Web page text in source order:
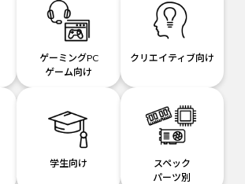
ゲーミングPC
ゲーム向け
クリエイティブ向け
学生向け
スペック
パーツ別